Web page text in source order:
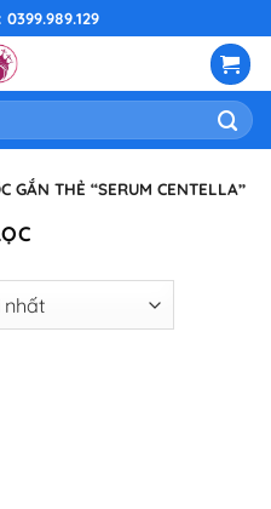
GẮN THẺ “SERUM CENTELLA”